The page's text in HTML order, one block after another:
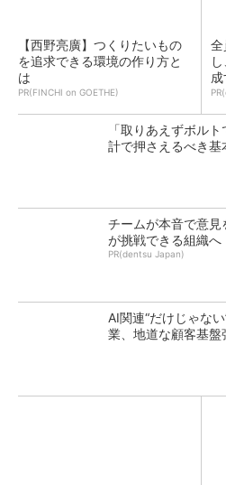
【西野亮廣】つくりたいもの
を追求できる環境の作り方と
は
PR(FINCHI on GOETHE)
全
成
「取りあえずボル
計で押さえるべき基
チームが本音で意
が挑戦できる組織へ
PR(dentsu Japan)
AI関連“だけじゃな
業、地道な顧客基盤